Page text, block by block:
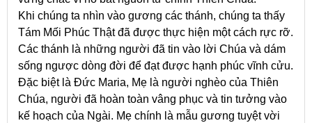
Khi chúng ta nhìn vào gương các thánh, chúng ta thấy
Tám Mối Phúc Thật đã được thực hiện một cách rực rỡ.
Các thánh là những người đã tin vào lời Chúa và dám
sống ngược dòng đời để đạt được hạnh phúc vĩnh cửu.
Đặc biệt là Đức Maria, Mẹ là người nghèo của Thiên
Chúa, người đã hoàn toàn vâng phục và tin tưởng vào
kế hoạch của Ngài. Mẹ chính là mẫu gương tuyệt vời